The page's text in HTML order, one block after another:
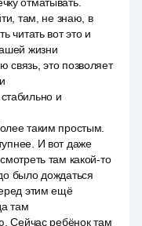
там, не знаю, в
читать вот это и
жизни
это позволяет
и
таким простым.
И вот даже
там какой-то
было дождаться
этим ещё
там
Сейчас ребёнок там